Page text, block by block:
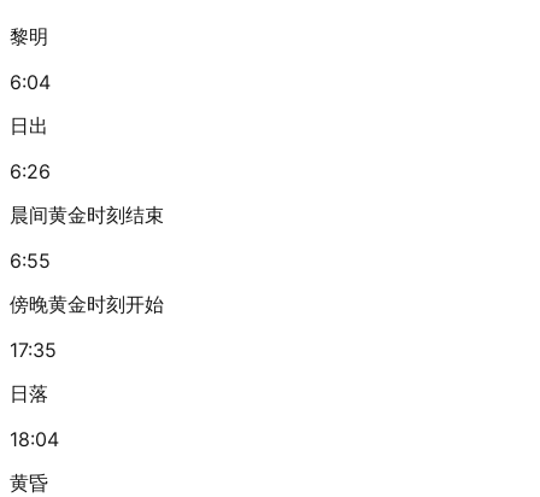
黎明
6:04
日出
6:26
晨间黄金时刻结束
6:55
傍晚黄金时刻开始
17:35
日落
18:04
黄昏